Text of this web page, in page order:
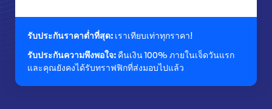
รับประกันราคาต่ำที่สุด: เราเทียบเท่าทุกราคา!
รับประกันความพึงพอใจ: คืนเงิน 100% ภายในเจ็ดวันแรก
และคุณยังคงได้รับทราฟฟิกที่ส่งมอบไปแล้ว